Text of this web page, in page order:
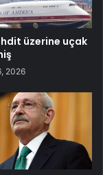
üzerine uçak
2026